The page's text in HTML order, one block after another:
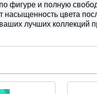
фигуре и полную
насыщенность цвета
лучших коллекций